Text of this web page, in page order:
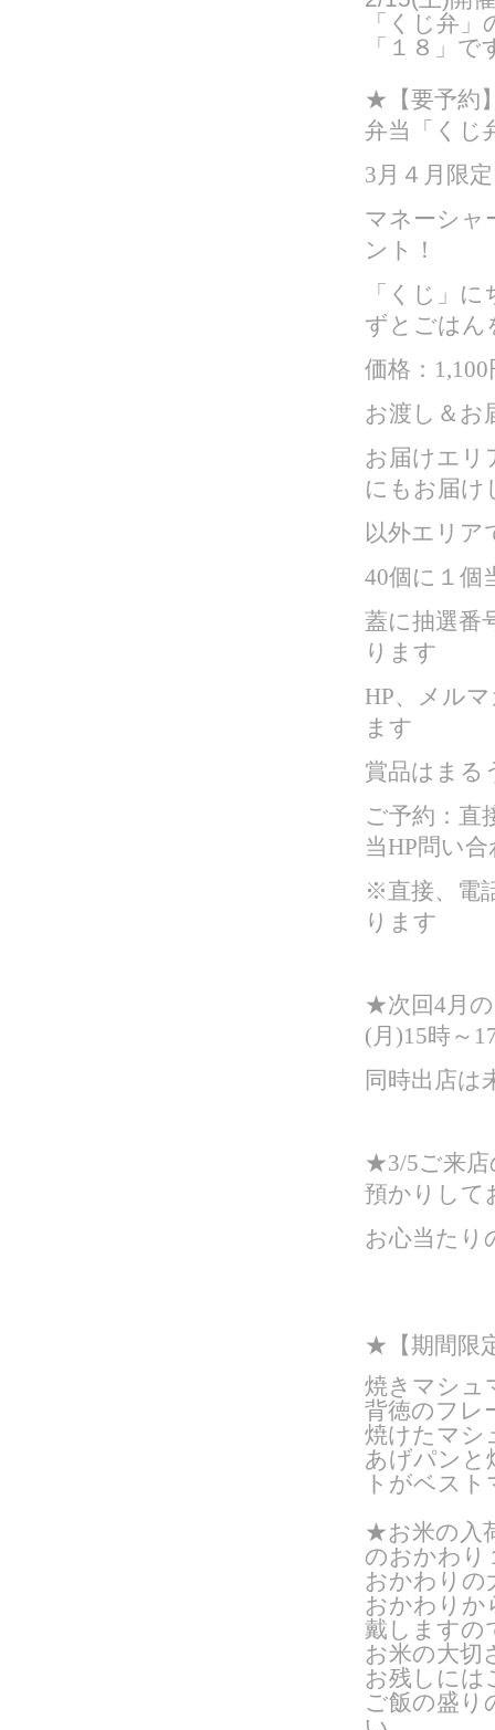
「くじ弁
「１８」で
★【要予約
弁当「くじ
3月４月限
マネーシャ
ント！
「くじ」
ずとごはん
価格：
お渡し＆お
お届けエリ
にもお届け
以外エリア
40個に１個
蓋に抽選番
ります
HP、メル
ます
賞品はまる
ご予約：直
当HP問い
※直接、電
ります
★次回4月
(月)15時～
同時出店は
★3/5ご来店
預かりして
お心当たり
★ 【期間
焼きマシュ
背徳のフレ
焼けたマシ
あげパンと
トがベス
★お米の入
のおかわり
おかわりの
おかわりか
戴しますの
お米の大切
お残しには
ご飯の盛り